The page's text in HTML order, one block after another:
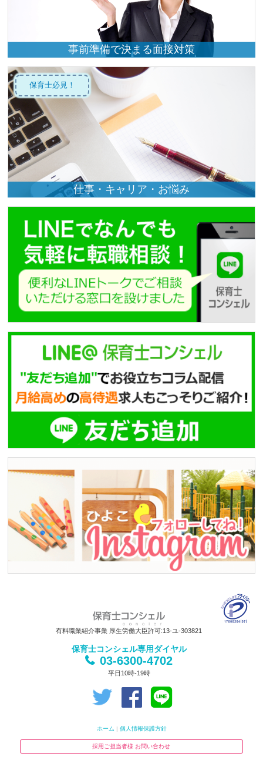
事前準備で決まる面接対策
保育士必見！
仕事・キャリア・お悩み
有料職業紹介事業 厚生労働大臣許可:13-ユ-303821
保育士コンシェル専用ダイヤル
03-6300-4702
平日10時-19時
ホーム | 個人情報保護方針
採用ご担当者様 お問い合わせ